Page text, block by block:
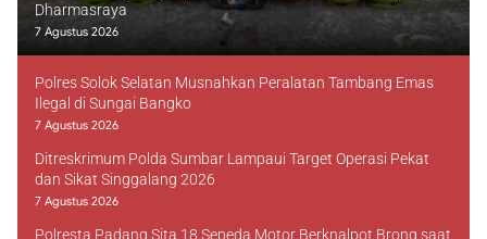
Dharmasraya
7 Agustus 2026
Polres Solok Selatan Musnahkan Peralatan Tambang Emas
Ilegal di Sungai Bangko
7 Agustus 2026
Ditreskrimum Polda Sumbar Lampaui Target Operasi Pekat
dan Sikat Singgalang 2026
7 Agustus 2026
Polresta Padang Sita 18 Sepeda Motor Berknalpot Brong saat